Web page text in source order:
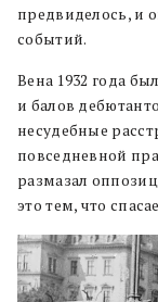
предвиделось, и
событий.
Вена 1932 года
и балов
несудебные
повседневной
размазал
это тем, что